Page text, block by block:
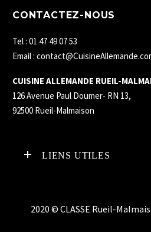
CONTACTEZ-NOUS
Tel : 01 47 49 07 53
Email :
CUISINE ALLEMANDE RUEIL-
126 Avenue Paul Doumer- RN 13,
92500 Rueil-Malmaison
LIENS UTILES
2020 © CLASSE Rueil-